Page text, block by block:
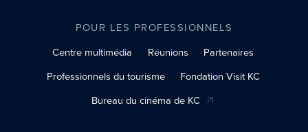
POUR LES PROFESSIONNELS
Centre multimédia
Réunions
Partenaires
Professionnels du tourisme
Fondation Visit KC
Bureau du cinéma de KC